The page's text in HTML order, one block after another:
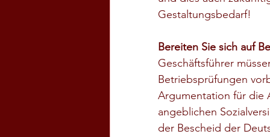
Gestaltungsbedarf!
Bereiten Sie sich auf
Geschäftsführer
Betriebsprüfungen
Argumentation für die
angeblichen
der Bescheid der